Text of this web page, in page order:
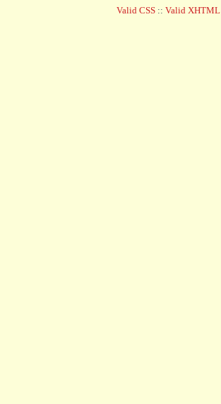
Valid CSS :: Valid XHTML